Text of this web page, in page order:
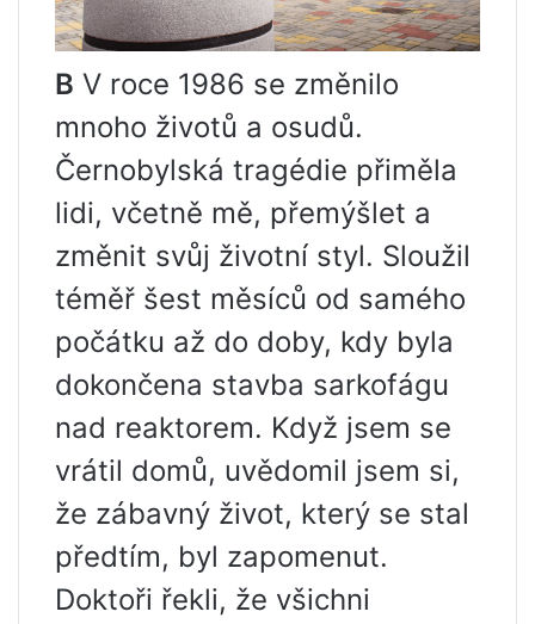
В V roce 1986 se změnilo
mnoho životů a osudů.
Černobylská tragédie přiměla
lidi, včetně mě, přemýšlet a
změnit svůj životní styl. Sloužil
téměř šest měsíců od samého
počátku až do doby, kdy byla
dokončena stavba sarkofágu
nad reaktorem. Když jsem se
vrátil domů, uvědomil jsem si,
že zábavný život, který se stal
předtím, byl zapomenut.
Doktoři řekli, že všichni